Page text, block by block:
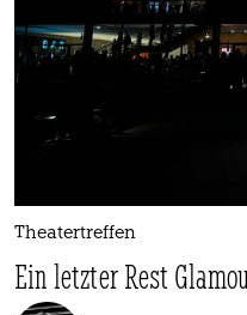
Theatertreffen
Ein letzter Rest